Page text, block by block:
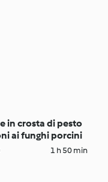
in crosta di pesto
ai funghi porcini
1 h 50 min